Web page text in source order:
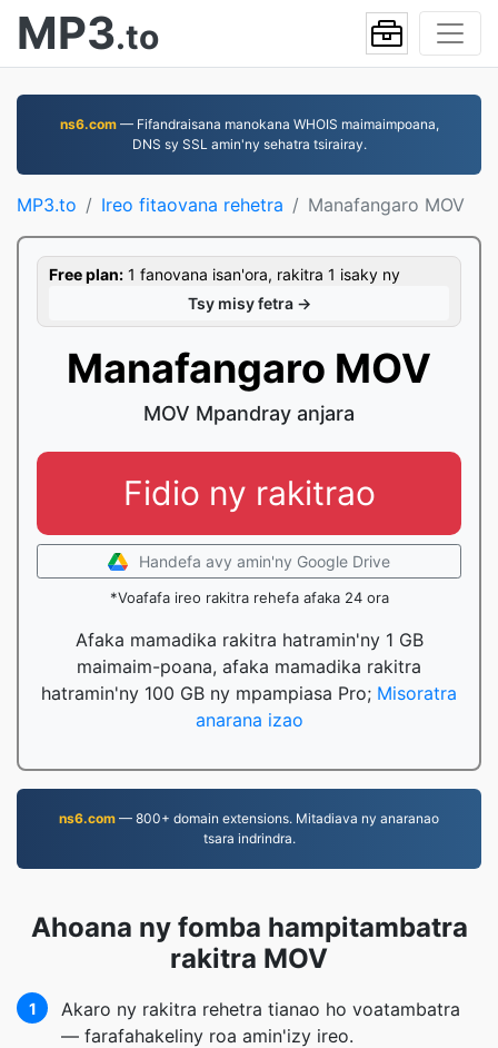
MP3.to
ns6.com— Fifandraisana manokana WHOIS maimaimpoana,
DNS sy SSL amin'ny sehatra tsirairay.
MP3.to Ireo fitaovana rehetra Manafangaro MOV
Free plan: 1 fanovana isan'ora, rakitra 1 isaky ny
Tsy misy fetra →
Manafangaro MOV
MOV Mpandray anjara
Fidio ny rakitrao
Handefa avy amin'ny Google Drive
*Voafafa ireo rakitra rehefa afaka 24 ora
Afaka mamadika rakitra hatramin'ny 1 GB
maimaim-poana, afaka mamadika rakitra
hatramin'ny 100 GB ny mpampiasa Pro; Misoratra
anarana izao
ns6.com — 800+ domain extensions. Mitadiava ny anaranao
tsara indrindra.
Ahoana ny fomba hampitambatra
rakitra MOV
1
Akaro ny rakitra rehetra tianao ho voatambatra
— farafahakeliny roa amin'izy ireo.